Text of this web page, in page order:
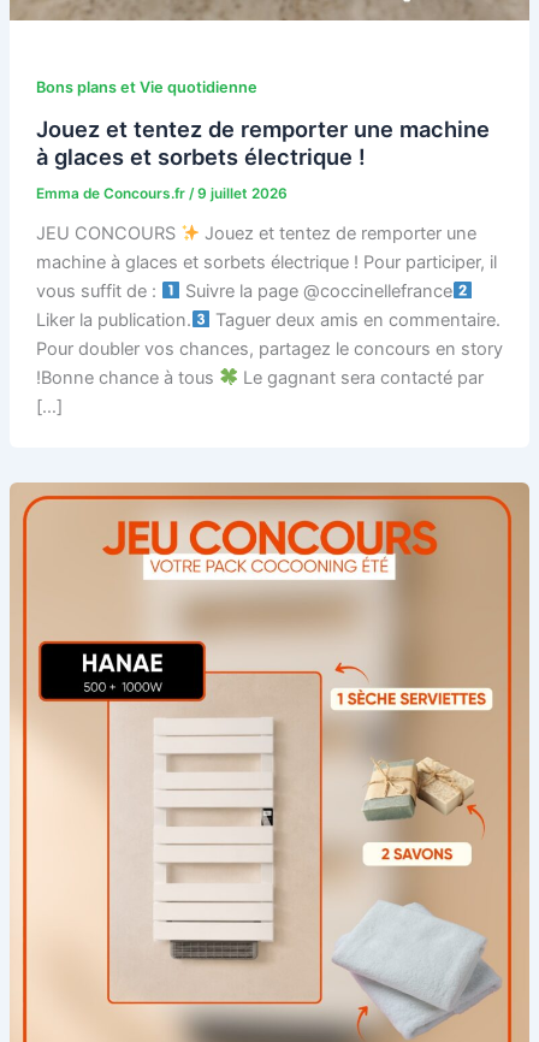
Bons plans et Vie quotidienne
Jouez et tentez de remporter une machine
à glaces et sorbets électrique !
Emma de Concours.fr /9 juillet 2026
JEU CONCOURS
Jouez et tentez de remporter une
machine à glaces et sorbets électrique ! Pour participer, il
vous suffit de :
Suivre la page @coccinellefrance
Liker la publication.
Taguer deux amis en commentaire.
Pour doubler vos chances, partagez le concours en story
!Bonne chance à tous
Le gagnant sera contacté par
[…]